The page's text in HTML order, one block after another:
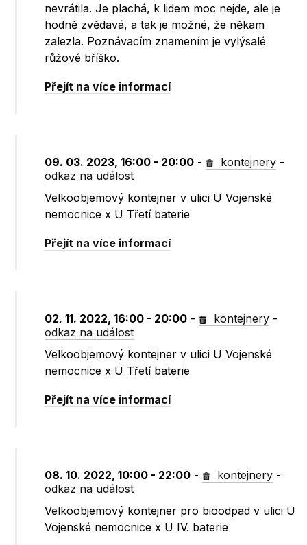
nevrátila. Je plachá, k lidem moc nejde, ale je
hodně zvědavá, a tak je možné, že někam
zalezla. Poznávacím znamením je vylýsalé
růžové bříško.
Přejít na více informací
09. 03. 2023, 16:00 - 20:00 - kontejnery -
odkaz na událost
Velkoobjemový kontejner v ulici U Vojenské
nemocnice x U Třetí baterie
Přejít na více informací
02. 11. 2022, 16:00 - 20:00 - kontejnery -
odkaz na událost
Velkoobjemový kontejner v ulici U Vojenské
nemocnice x U Třetí baterie
Přejít na více informací
08. 10. 2022, 10:00 - 22:00 - kontejnery -
odkaz na událost
Velkoobjemový kontejner pro bioodpad v ulici U
Vojenské nemocnice x U IV. baterie